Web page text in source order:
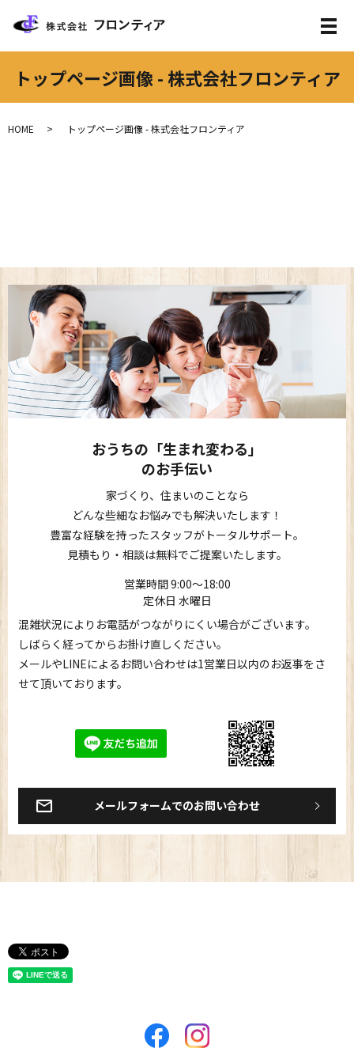
トップページ画像 - 株式会社フロンティア
HOME トップページ画像 - 株式会社フロンティア
おうちの「生まれ変わる」
のお手伝い
家づくり、住まいのことなら
どんな些細なお悩みでも解決いたします！
豊富な経験を持ったスタッフがトータルサポート。
見積もり・相談は無料でご提案いたします。
営業時間 9:00〜18:00
定休日 水曜日
混雑状況によりお電話がつながりにくい場合がございます。
しばらく経ってからお掛け直しください。
メールやLINEによるお問い合わせは1営業日以内のお返事をさ
せて頂いております。
メールフォームでのお問い合わせ